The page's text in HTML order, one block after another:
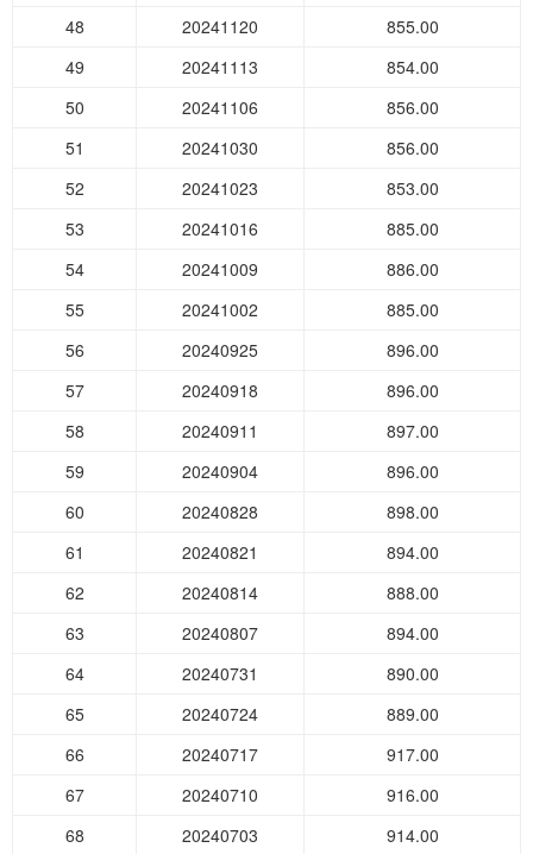
48 20241120
855.00
49
20241113
854.00
50
20241106
856.00
51
20241030
856.00
52
20241023
853.00
53
20241016
885.00
54
20241009
886.00
55
20241002
885.00
56
20240925
896.00
57
20240918
896.00
58
20240911
897.00
59
20240904
896.00
60
20240828
898.00
61
20240821
894.00
62
20240814
888.00
63
20240807
894.00
64
20240731
890.00
65
20240724
889.00
66
20240717
917.00
67
20240710
916.00
68
20240703
914.00